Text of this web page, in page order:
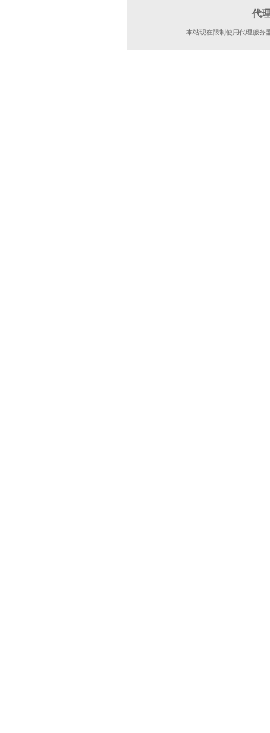
代
本站现在限制使用代理服务